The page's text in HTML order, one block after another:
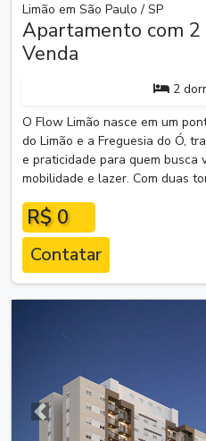
Limão em São Paulo / SP
Apartamento com 2
Venda
2
O Flow Limão nasce em um
do Limão e a Freguesia do Ó,
e praticidade para quem busca
mobilidade e lazer. Com duas
R$ 0
Contatar
Anterior